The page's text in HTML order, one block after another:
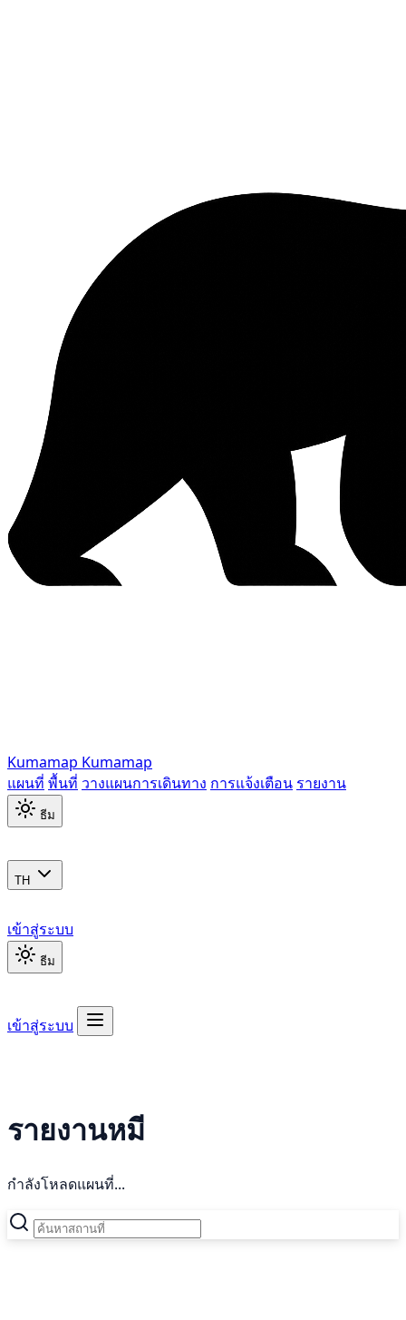
Kumamap Kumamap
แผนที่ พื้นที่ วางแผนการเดินทาง การแจ้งเตือน รายงาน
ธีม
TH
เข้าสู่ระบบ
ธีม
เข้าสู่ระบบ
รายงานหมี
กำลังโหลดแผนที่...